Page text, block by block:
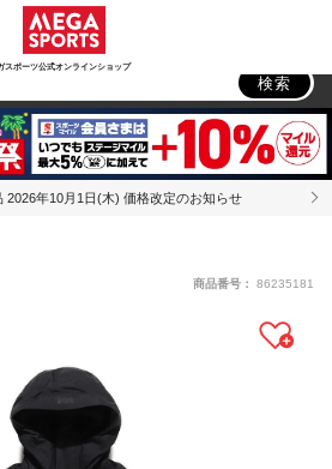
スポーツ公式オンラインショップ
ドア
検索
2026年10月1日(木) 価格改定のお知らせ
商品番号： 86235181